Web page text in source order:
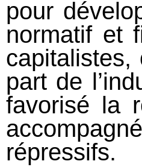
pour
normatif et
capitalistes,
part de
favorisé la
répressifs.